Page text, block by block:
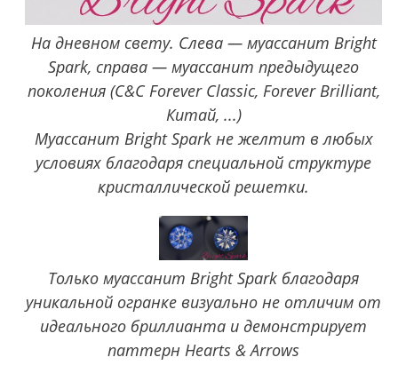
На дневном свету. Слева — муассанит Bright
Spark, справа — муассанит предыдущего
поколения (C&C Forever Classic, Forever Brilliant,
Китай, ...)
Муассанит Bright Spark не желтит в любых
условиях благодаря специальной структуре
кристаллической решетки.
Только муассанит Bright Spark благодаря
уникальной огранке визуально не отличим от
идеального бриллианта и демонстрирует
паттерн Hearts & Arrows